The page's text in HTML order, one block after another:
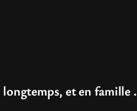
et en famille .